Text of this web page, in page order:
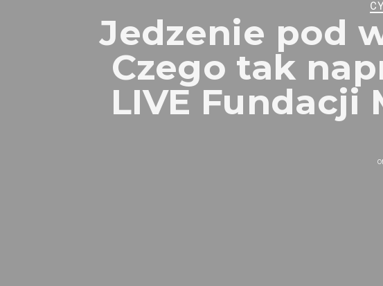
Jedzenie pod
Czego tak
LIVE Fundacji